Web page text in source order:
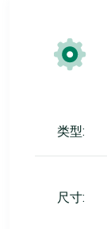
类型:
尺寸: